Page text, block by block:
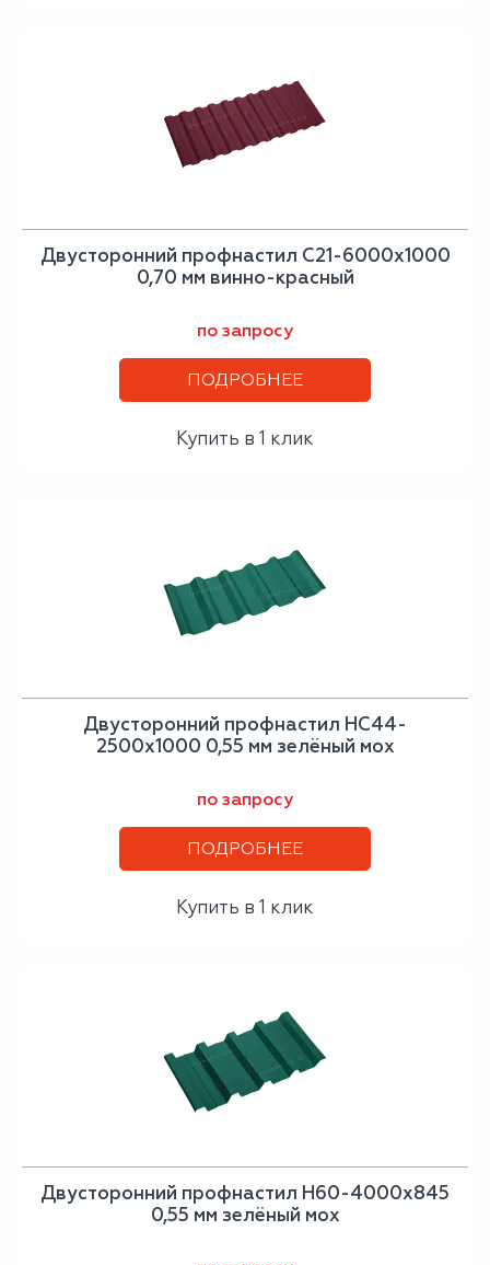
Двусторонний профнастил С21-6000х1000
0,70 мм винно-красный
по запросу
ПОДРОБНЕЕ
Купить в 1 клик
Двусторонний профнастил НС44-
2500х1000 0,55 мм зелёный мох
по запросу
ПОДРОБНЕЕ
Купить в 1 клик
Двусторонний профнастил Н60-4000х845
0,55 мм зелёный мох